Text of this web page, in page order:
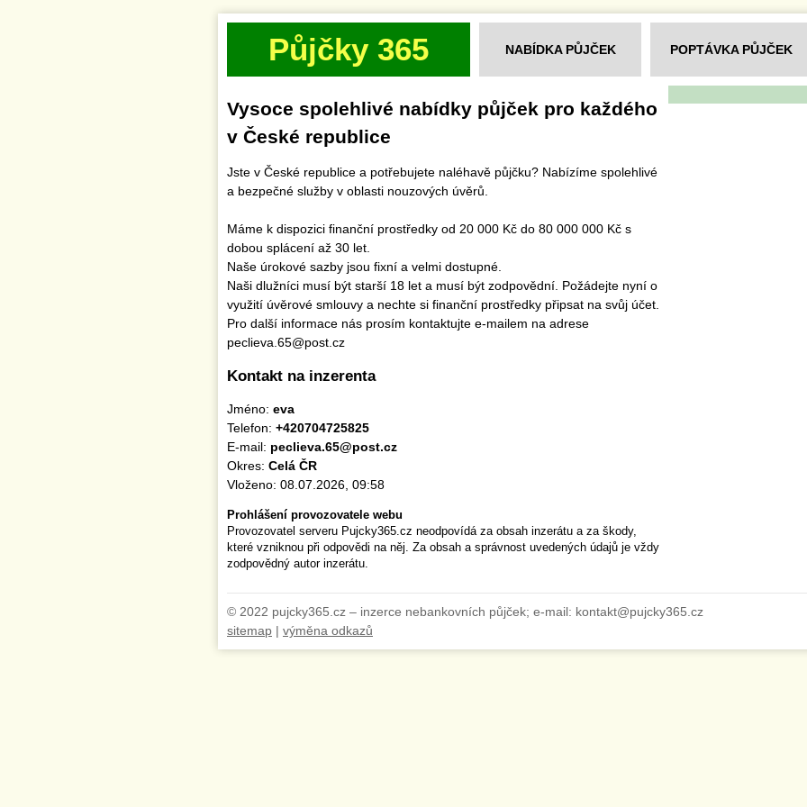
Půjčky 365 NABÍDKA PŮJČEK POPTÁVKA PŮJČEK
Vysoce spolehlivé nabídky půjček pro každého
v České republice
Jste v České republice a potřebujete naléhavě půjčku? Nabízíme spolehlivé
a bezpečné služby v oblasti nouzových úvěrů.
Máme k dispozici finanční prostředky od 20 000 Kč do 80 000 000 Kč s
dobou splácení až 30 let.
Naše úrokové sazby jsou fixní a velmi dostupné.
Naši dlužníci musí být starší 18 let a musí být zodpovědní. Požádejte nyní o
využití úvěrové smlouvy a nechte si finanční prostředky připsat na svůj účet.
Pro další informace nás prosím kontaktujte e-mailem na adrese
peclieva.65@post.cz
Kontakt na inzerenta
Jméno: eva
Telefon: +420704725825
E-mail: peclieva.65@post.cz
Okres: Celá ČR
Vloženo: 08.07.2026, 09:58
Prohlášení provozovatele webu
Provozovatel serveru Pujcky365.cz neodpovídá za obsah inzerátu a za škody,
které vzniknou při odpovědi na něj. Za obsah a správnost uvedených údajů je vždy
zodpovědný autor inzerátu.
© 2022 pujcky365.cz – inzerce nebankovních půjček; e-mail: kontakt@pujcky365.cz
sitemap | výměna odkazů